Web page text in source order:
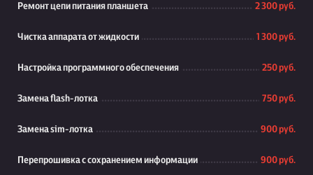
Ремонт цепи питания планшета 2 300 руб.
Чистка аппарата от жидкости 1 300 руб.
Настройка программного обеспечения 250 руб.
Замена flash-лотка 750 руб.
Замена sim-лотка 900 руб.
Перепрошивка с сохранением информации 900 руб.